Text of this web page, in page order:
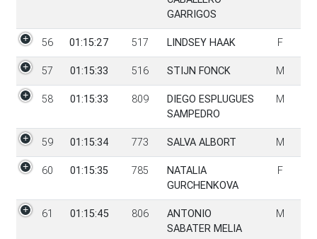
GARRIGOS
56 01:15:27 517 LINDSEY HAAK F
57 01:15:33 516 STIJN FONCK M
58 01:15:33 809
DIEGO ESPLUGUES
SAMPEDRO
M
59 01:15:34 773 SALVA ALBORT M
60 01:15:35 785
NATALIA
GURCHENKOVA
F
61 01:15:45 806
ANTONIO
SABATER MELIA
M